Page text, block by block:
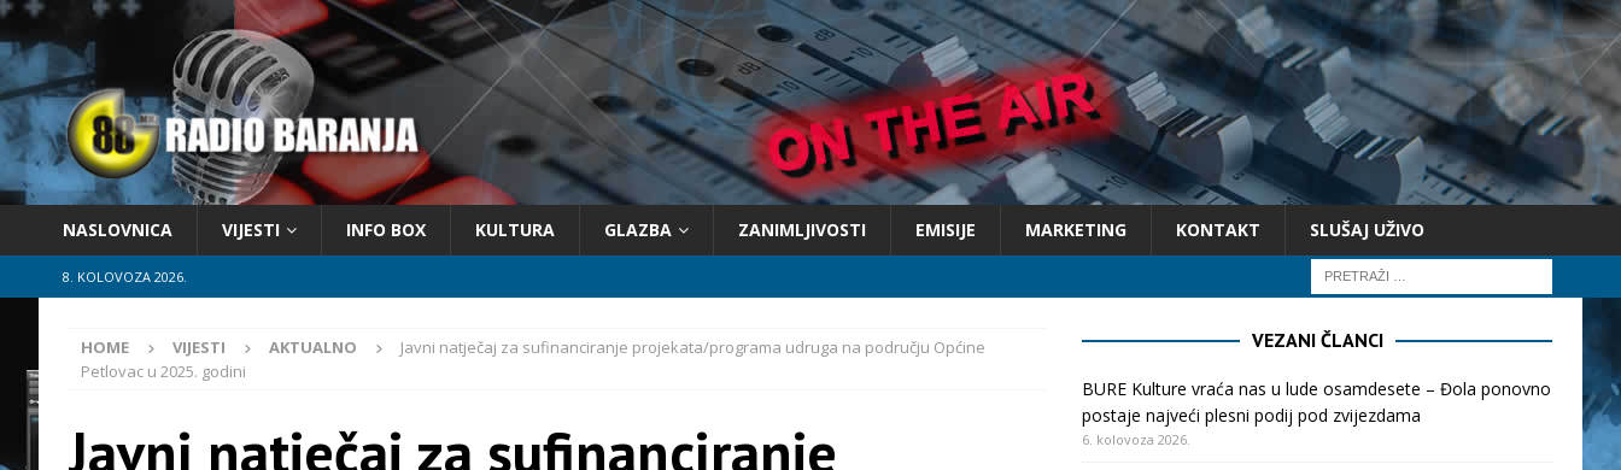
NASLOVNICA VIJESTI INFO BOX KULTURA GLAZBA ZANIMLJIVOSTI EMISIJE MARKETING KONTAKT SLUŠAJ UŽIVO
8. KOLOVOZA 2026.
HOME VIJESTI AKTUALNO
Javni natječaj za sufinanciranje projekata/programa udruga na području Općine
Petlovac u 2025. godini
Javni natječaj za sufinanciranje
VEZANI ČLANCI
BURE Kulture vraća nas u lude osamdesete – Đola ponovno
postaje najveći plesni podij pod zvijezdama
6. kolovoza 2026.